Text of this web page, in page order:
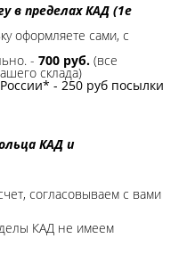
в пределах КАД (1е
оформляете сами, с
- 700 руб. (все
склада)
- 250 руб посылки
КАД и
согласовываем с вами
КАД не имеем